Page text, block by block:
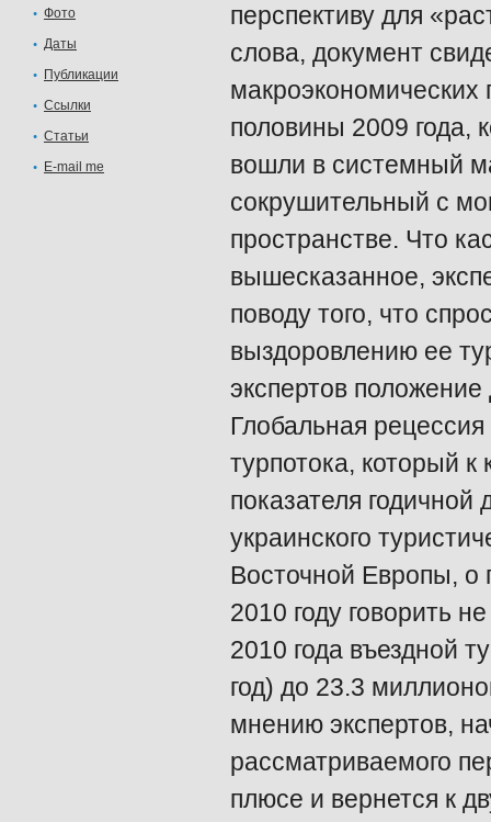
Фото
Даты
Публикации
Ссылки
Статьи
E-mail me
перспективу для
слова, документ
макроэкономических
половины 2009 года,
вошли в системный
сокрушительный с
пространстве. Что
вышесказанное,
поводу того, что
выздоровлению ее
экспертов положение
Глобальная
турпотока, который к
показателя
украинского
Восточной Европы, о
2010 году говорить
2010 года въездной
год) до 23.3
мнению экспертов,
рассматриваемого
плюсе и вернется к